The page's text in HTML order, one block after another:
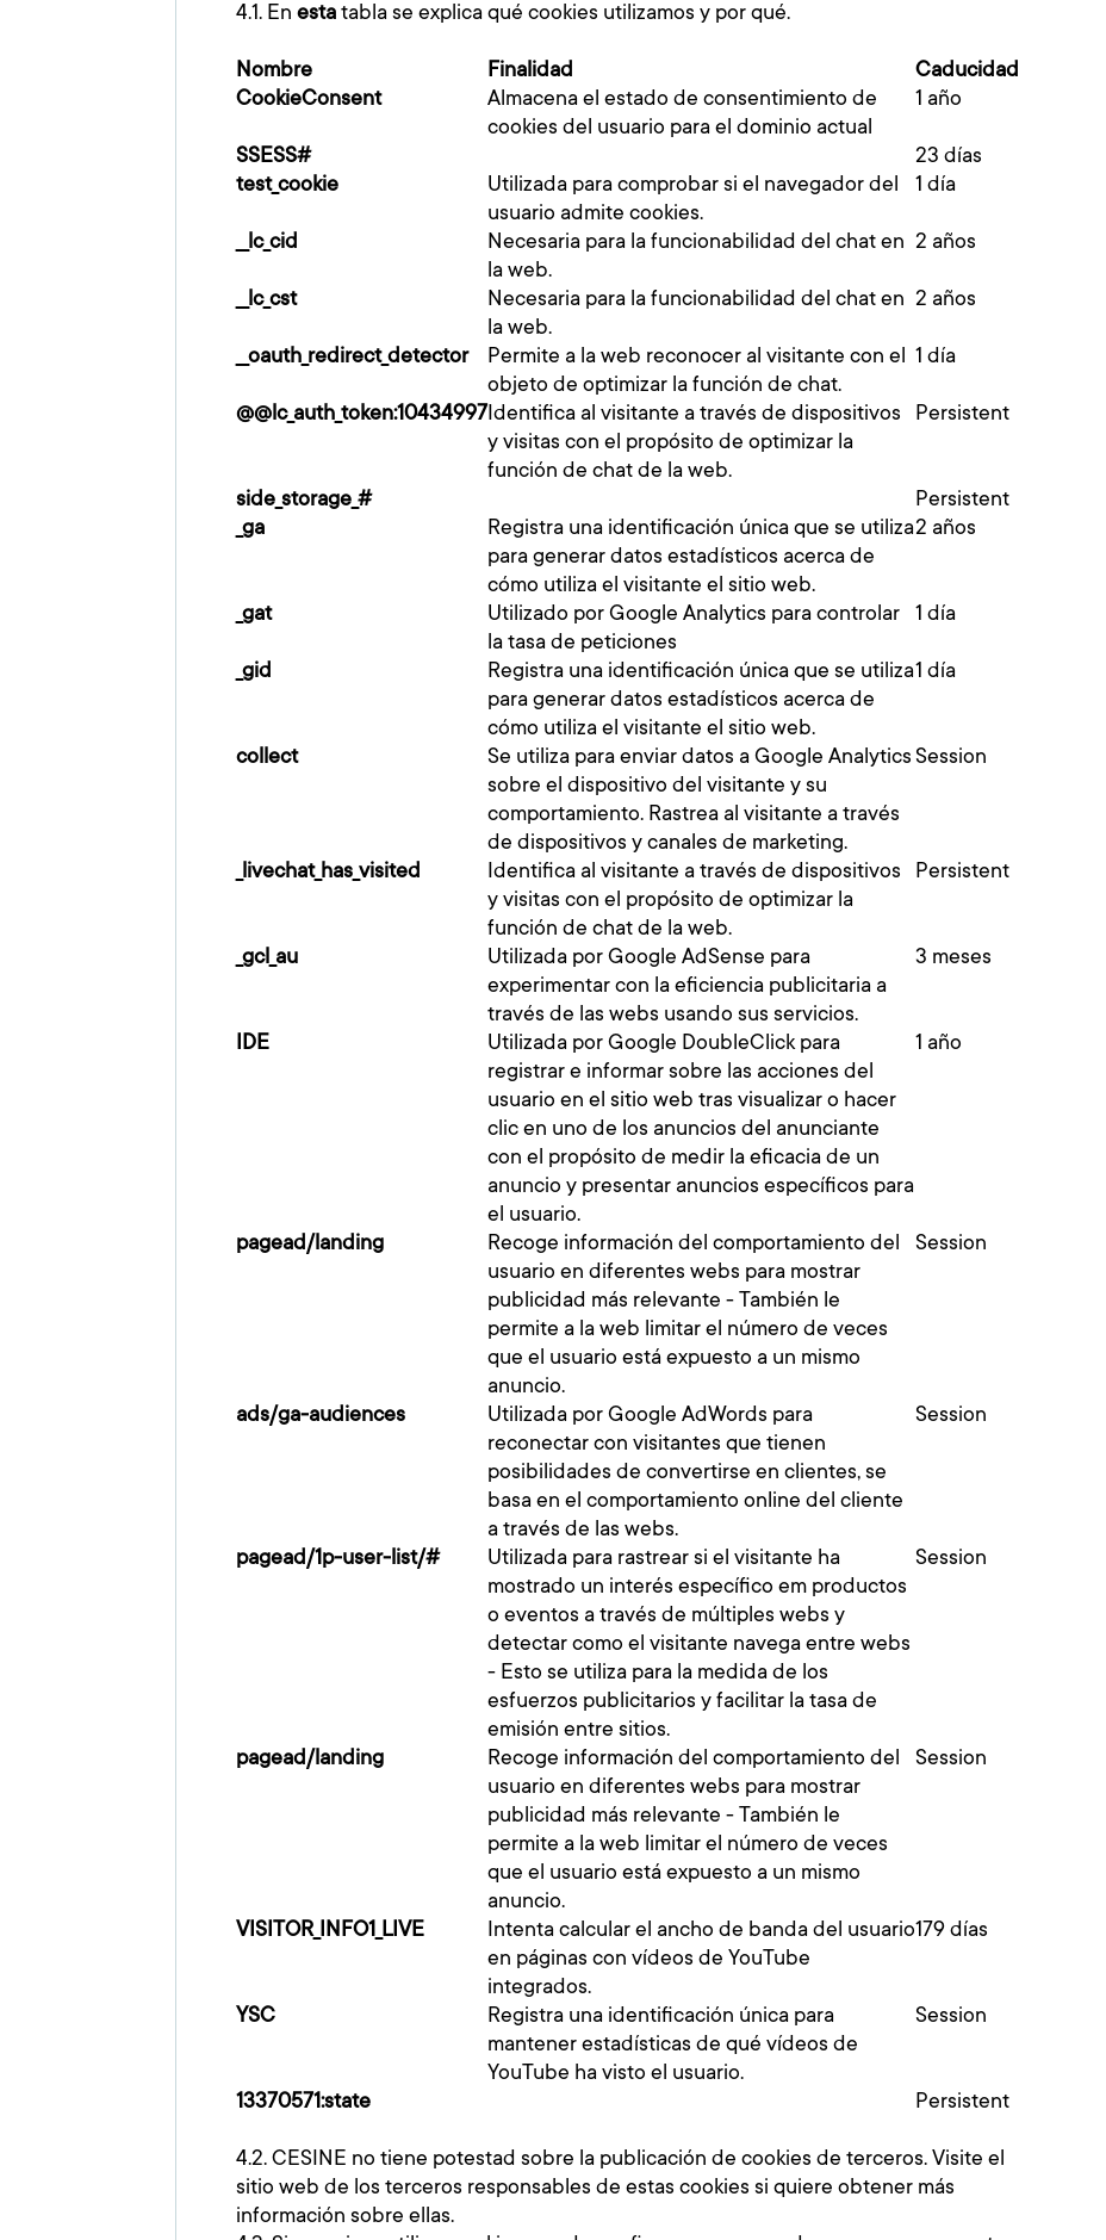
4.1. Enestatabla se explica qué cookies utilizamos y por qué.
Nombre Finalidad
Caducidad
CookieConsent
Almacena el estado de consentimiento de
cookies del usuario para el dominio actual
1 año
SSESS#
23 días
test_cookie
Utilizada para comprobar si el navegador del
usuario admite cookies.
1 día
__lc_cid
Necesaria para la funcionabilidad del chat en
la web.
2 años
__lc_cst
Necesaria para la funcionabilidad del chat en
la web.
2 años
__oauth_redirect_detector
Permite a la web reconocer al visitante con el
objeto de optimizar la función de chat.
1 día
@@lc_auth_token:10434997Identifica al visitante a través de dispositivos
y visitas con el propósito de optimizar la
función de chat de la web.
Persistent
side_storage_#
Persistent
_ga
Registra una identificación única que se utiliza
para generar datos estadísticos acerca de
cómo utiliza el visitante el sitio web.
2 años
_gat
Utilizado por Google Analytics para controlar
la tasa de peticiones
1 día
_gid
Registra una identificación única que se utiliza
para generar datos estadísticos acerca de
cómo utiliza el visitante el sitio web.
1 día
collect
Se utiliza para enviar datos a Google Analytics
sobre el dispositivo del visitante y su
comportamiento. Rastrea al visitante a través
de dispositivos y canales de marketing.
Session
_livechat_has_visited
Identifica al visitante a través de dispositivos
y visitas con el propósito de optimizar la
función de chat de la web.
Persistent
_gcl_au
Utilizada por Google AdSense para
experimentar con la eficiencia publicitaria a
través de las webs usando sus servicios.
3 meses
IDE
Utilizada por Google DoubleClick para
registrar e informar sobre las acciones del
usuario en el sitio web tras visualizar o hacer
clic en uno de los anuncios del anunciante
con el propósito de medir la eficacia de un
anuncio y presentar anuncios específicos para
el usuario.
1 año
pagead/landing
Recoge información del comportamiento del
usuario en diferentes webs para mostrar
publicidad más relevante - También le
permite a la web limitar el número de veces
que el usuario está expuesto a un mismo
anuncio.
Session
ads/ga-audiences
Utilizada por Google AdWords para
reconectar con visitantes que tienen
posibilidades de convertirse en clientes, se
basa en el comportamiento online del cliente
a través de las webs.
Session
pagead/1p-user-list/#
Utilizada para rastrear si el visitante ha
mostrado un interés específico em productos
o eventos a través de múltiples webs y
detectar como el visitante navega entre webs
- Esto se utiliza para la medida de los
esfuerzos publicitarios y facilitar la tasa de
emisión entre sitios.
Session
pagead/landing
Recoge información del comportamiento del
usuario en diferentes webs para mostrar
publicidad más relevante - También le
permite a la web limitar el número de veces
que el usuario está expuesto a un mismo
anuncio.
Session
VISITOR_INFO1_LIVE
Intenta calcular el ancho de banda del usuario
en páginas con vídeos de YouTube
integrados.
179 días
YSC
Registra una identificación única para
mantener estadísticas de qué vídeos de
YouTube ha visto el usuario.
Session
13370571:state Persistent
4.2. CESINE no tiene potestad sobre la publicación de cookies de terceros. Visite el
sitio web de los terceros responsables de estas cookies si quiere obtener más
información sobre ellas.